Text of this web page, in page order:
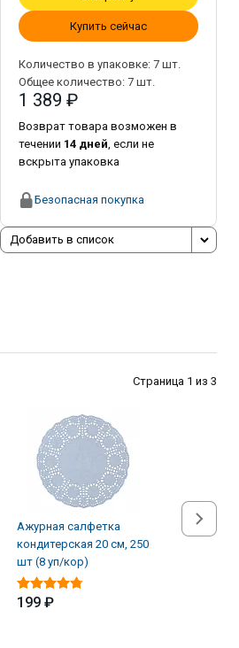
Купить сейчас
Количество в упаковке: 7 шт.
Общее количество: 7 шт.
1 389 ₽
Возврат товара возможен в
течении 14 дней, если не
вскрыта упаковка
Безопасная покупка
Добавить в список
Страница 1 из 3
Ажурная салфетка
кондитерская 20 см, 250
шт (8 уп/кор)
199 ₽